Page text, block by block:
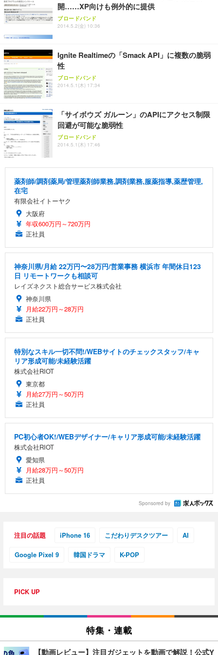
開……XP向けも例外的に提供
ブロードバンド
2014.5.2(金) 10:36
Ignite Realtimeの「Smack API」に複数の脆弱
性
ブロードバンド
2014.5.1(木) 17:34
「サイボウズ ガルーン」のAPIにアクセス制限
回避が可能な脆弱性
ブロードバンド
2014.5.1(木) 17:46
薬剤師/調剤薬局/管理薬剤師業務,調剤業務,服薬指導,薬歴管理,
在宅
有限会社イトーヤク
大阪府
年収600万円～720万円
正社員
神奈川県/月給 22万円〜28万円/営業事務 横浜市 年間休日123
日 リモートワークも相談可
レイズネクスト総合サービス株式会社
神奈川県
月給22万円～28万円
正社員
特別なスキル一切不問!/WEBサイトのチェックスタッフ/キャ
リア形成可能/未経験活躍
株式会社RIOT
東京都
月給27万円～50万円
正社員
PC初心者OK!/WEBデザイナー/キャリア形成可能/未経験活躍
株式会社RIOT
愛知県
月給28万円～50万円
正社員
Sponsored by
注目の話題 iPhone 16 こだわりデスクツアー AI
Google Pixel 9 韓国ドラマ K-POP
PICK UP
特集・連載
【動画レビュー】注目ガジェットを動画で解説！公式Y